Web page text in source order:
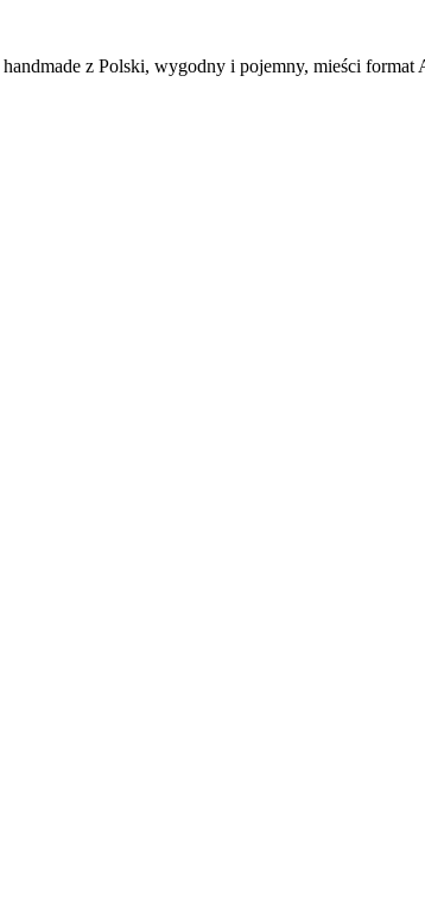
z Polski, wygodny i pojemny, mieści format